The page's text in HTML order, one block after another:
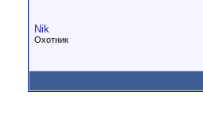
Nik
Охотник